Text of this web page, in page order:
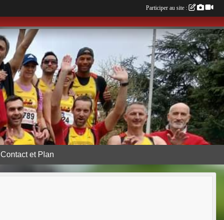
Contact et Plan
Participer au site :